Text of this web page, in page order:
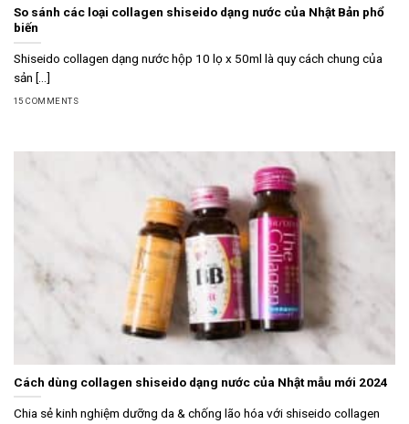
So sánh các loại collagen shiseido dạng nước của Nhật Bản phổ
biến
Shiseido collagen dạng nước hộp 10 lọ x 50ml là quy cách chung của
sản [...]
15 COMMENTS
Cách dùng collagen shiseido dạng nước của Nhật mẫu mới 2024
Chia sẻ kinh nghiệm dưỡng da & chống lão hóa với shiseido collagen